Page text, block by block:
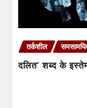
तर्कशील
दलित’ शब्द के